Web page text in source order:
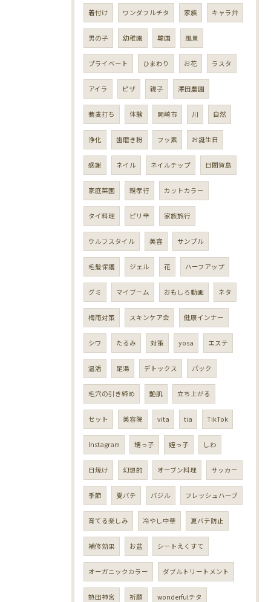
着付け ワンダフルチタ 家族 キャラ弁
男の子 幼稚園 韓国 風景
プライベート ひまわり お花 ラスタ
アイラ ピザ 親子 澤田農園
蕎麦打ち 体験 岡崎市 川 自然
浄化 歯磨き粉 フッ素 お誕生日
感謝 ネイル ネイルチップ 日間賀島
家庭菜園 親孝行 カットカラー
タイ料理 ピリ辛 家族旅行
ウルフスタイル 美容 サンプル
毛髪保護 ジェル 花 ハーフアップ
グミ マイブーム おもしろ動画 ネタ
梅雨対策 スキンケア会 健康インナー
シワ たるみ 対策 yosa エステ
温活 足湯 デトックス パック
毛穴の引き締め 艶肌 立ち上がる
セット 美容院 vita tia TikTok
Instagram 甥っ子 姪っ子 しわ
日焼け 幻想的 オーブン料理 サッカー
季節 夏バテ バジル フレッシュハーブ
育てる楽しみ 冷やし中華 夏バテ防止
補修効果 お盆 シートえくすて
オーガニックカラー ダブルトリートメント
熱田神宮 祈願 wonderfulチタ